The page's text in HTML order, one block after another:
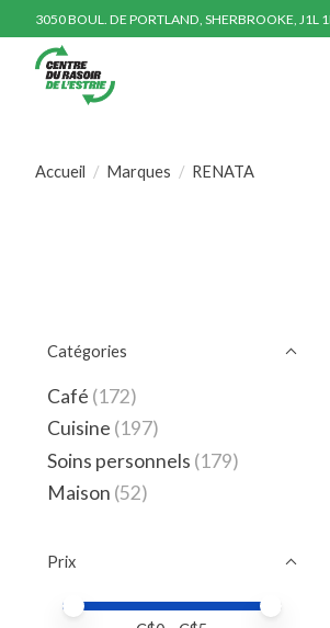
3050 BOUL. DE PORTLAND, SHERBROOKE, J1L
Accueil / Marques / RENATA
Catégories
Café (172)
Cuisine (197)
Soins personnels (179)
Maison (52)
Prix
Prix minimum
Price maximum value